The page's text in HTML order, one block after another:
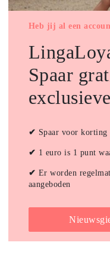
Heb jij al een
Spaar
✔ Spaar voor
✔ 1 euro is 1 punt
✔ Er worden
aangeboden